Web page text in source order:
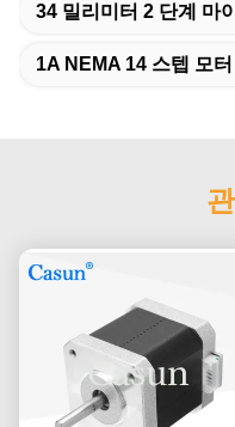
34 밀리미터 2 단계 마
1A NEMA 14 스텝 모